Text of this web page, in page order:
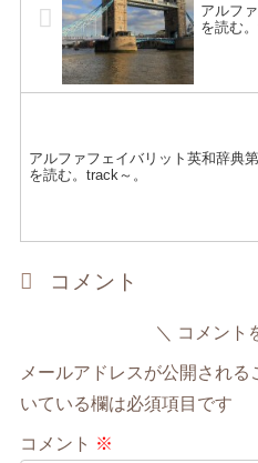
アルフ
を読む。
アルファフェイバリット英和辞典
を読む。track～。
コメント
コメント
メールアドレスが公開される
いている欄は必須項目です
コメント ※